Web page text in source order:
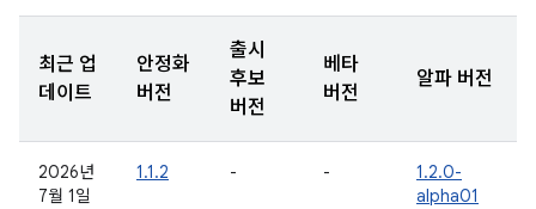
최근 업
데이트
안정화
버전
출시
후보
버전
베타
버전
알파 버전
2026년
7월 1일
1.1.2 - -
1.2.0-
alpha01